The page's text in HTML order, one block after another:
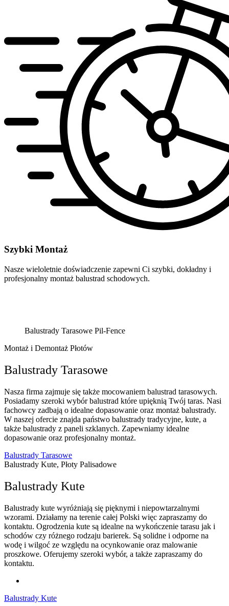
Szybki Montaż
Nasze wieloletnie doświadczenie zapewni Ci szybki, dokładny i
profesjonalny montaż balustrad schodowych.
Balustrady Tarasowe Pil-Fence
Montaż i Demontaż Płotów
Balustrady Tarasowe
Nasza firma zajmuje się także mocowaniem balustrad tarasowych.
Posiadamy szeroki wybór balustrad które upięknią Twój taras. Nasi
fachowcy zadbają o idealne dopasowanie oraz montaż balustrady.
W naszej ofercie znajda państwo balustrady tradycyjne, kute, a
także balustrady z paneli szklanych. Zapewniamy idealne
dopasowanie oraz profesjonalny montaż.
Balustrady Tarasowe
Balustrady Kute, Płoty Palisadowe
Balustrady Kute
Balustrady kute wyróżniają się pięknymi i niepowtarzalnymi
wzorami. Działamy na terenie całej Polski więc zapraszamy do
kontaktu. Ogrodzenia kute są idealne na wykończenie tarasu jak i
schodów czy różnego rodzaju barierek. Są solidne i odporne na
wodę i wilgoć ze względu na ocynkowanie oraz malowanie
proszkowe. Oferujemy szeroki wybór, a także zapraszamy do
kontaktu.
Balustrady Kute